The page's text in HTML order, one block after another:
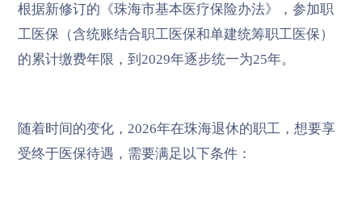
根据新修订的《珠海市基本医疗保险办法》，参加职
工医保（含统账结合职工医保和单建统筹职工医保）
的累计缴费年限，到2029年逐步统一为25年。
随着时间的变化，2026年在珠海退休的职工，想要享
受终于医保待遇，需要满足以下条件：